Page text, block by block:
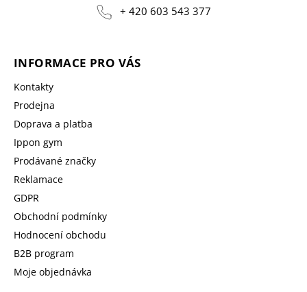
+ 420 603 543 377
INFORMACE PRO VÁS
Kontakty
Prodejna
Doprava a platba
Ippon gym
Prodávané značky
Reklamace
GDPR
Obchodní podmínky
Hodnocení obchodu
B2B program
Moje objednávka